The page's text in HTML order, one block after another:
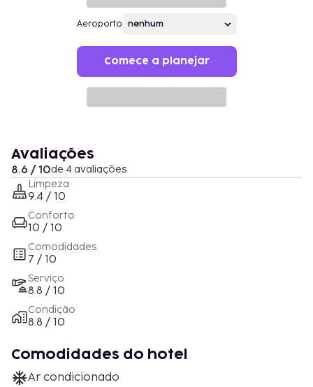
Aeroporto
Comece a planejar
Avaliações
8.6 / 10de 4 avaliações
Limpeza
9.4 / 10
Conforto
10 / 10
Comodidades
7 / 10
Serviço
8.8 / 10
Condição
8.8 / 10
Comodidades do hotel
Ar condicionado